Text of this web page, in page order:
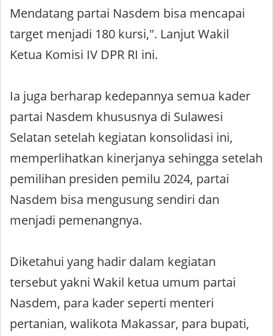
Mendatang partai Nasdem bisa mencapai
target menjadi 180 kursi,". Lanjut Wakil
Ketua Komisi IV DPR RI ini.
Ia juga berharap kedepannya semua kader
partai Nasdem khususnya di Sulawesi
Selatan setelah kegiatan konsolidasi ini,
memperlihatkan kinerjanya sehingga setelah
pemilihan presiden pemilu 2024, partai
Nasdem bisa mengusung sendiri dan
menjadi pemenangnya.
Diketahui yang hadir dalam kegiatan
tersebut yakni Wakil ketua umum partai
Nasdem, para kader seperti menteri
pertanian, walikota Makassar, para bupati,